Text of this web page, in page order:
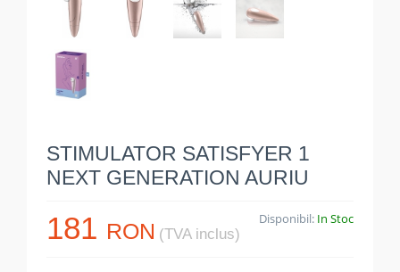
STIMULATOR SATISFYER 1
NEXT GENERATION AURIU
181 RON (TVA inclus)
Disponibil: In Stoc